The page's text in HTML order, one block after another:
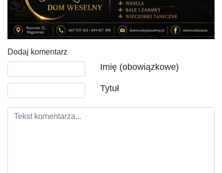
Dodaj komentarz
Imię (obowiązkowe)
Tytuł
Tekst komentarza